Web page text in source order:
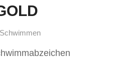
Schwimmen